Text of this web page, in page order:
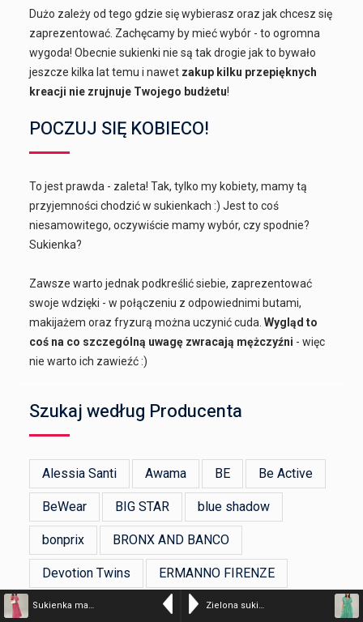
Sukienka maxi w drobne kwiaty – kolor n/a – 193-1302 FUXIA Zielona sukienka w kwiaty – kolor n/a – 15-5536 VERD PRA
Dużo zależy od tego gdzie się wybierasz oraz jak chcesz się
zaprezentować. Zachęcamy by mieć wybór - to ogromna
wygoda! Obecnie sukienki nie są tak drogie jak to bywało
jeszcze kilka lat temu i nawet zakup kilku przepięknych
kreacji nie zrujnuje Twojego budżetu!
POCZUJ SIĘ KOBIECO!
To jest prawda - zaleta! Tak, tylko my kobiety, mamy tą
przyjemności chodzić w sukienkach :) Jest to coś
niesamowitego, oczywiście mamy wybór, czy spodnie?
Sukienka?
Zawsze warto jednak podkreślić siebie, zaprezentować
swoje wdzięki - w połączeniu z odpowiednimi butami,
makijażem oraz fryzurą można uczynić cuda.Wygląd to
coś na co szczególną uwagę zwracają mężczyźni - więc
nie warto ich zawieźć :)
Szukaj według Producenta
Alessia Santi Awama BE Be Active
BeWear BIG STAR blue shadow
bonprix BRONX AND BANCO
Devotion Twins ERMANNO FIRENZE
Figl Flawless GANNI Happy Girls